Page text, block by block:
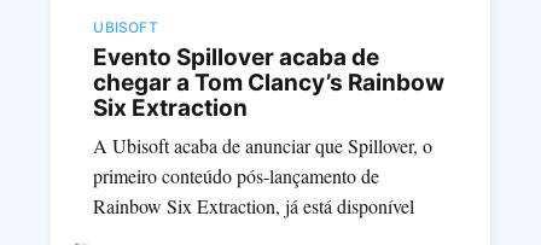
UBISOFT
Evento Spillover acaba de
chegar a Tom Clancy’s Rainbow
Six Extraction
A Ubisoft acaba de anunciar que Spillover, o
primeiro conteúdo pós-lançamento de
Rainbow Six Extraction, já está disponível